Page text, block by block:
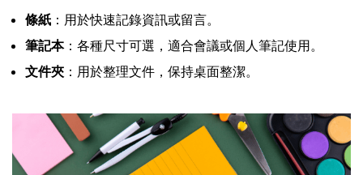
條紙 ：用於快速記錄資訊或留言。
筆記本：各種尺寸可選，適合會議或個人筆記使用。
文件夾 ：用於整理文件，保持桌面整潔。